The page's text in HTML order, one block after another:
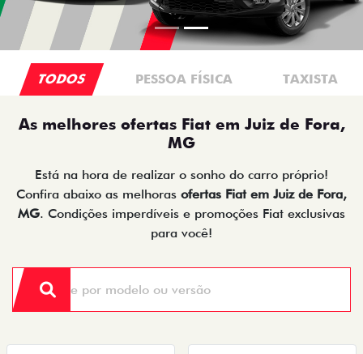
TODOS PESSOA FÍSICA TAXISTA
As melhores ofertas Fiat em Juiz de Fora,
MG
Está na hora de realizar o sonho do carro próprio!
Confira abaixo as melhoras ofertas Fiat em Juiz de Fora,
MG. Condições imperdíveis e promoções Fiat exclusivas
para você!